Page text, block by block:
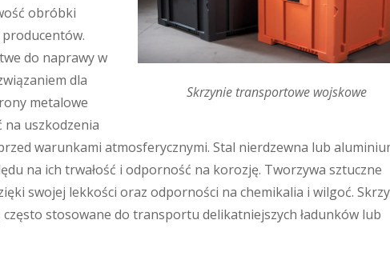
Skrzynie transportowe wojskowe
obróbki
do naprawy w
dla
metalowe
uszkodzenia
warunkami atmosferycznymi. Stal nierdzewna lub
na ich trwałość i odporność na korozję. Tworzywa sztuczne
swojej lekkości oraz odporności na chemikalia i wilgoć.
stosowane do transportu delikatniejszych ładunków lub